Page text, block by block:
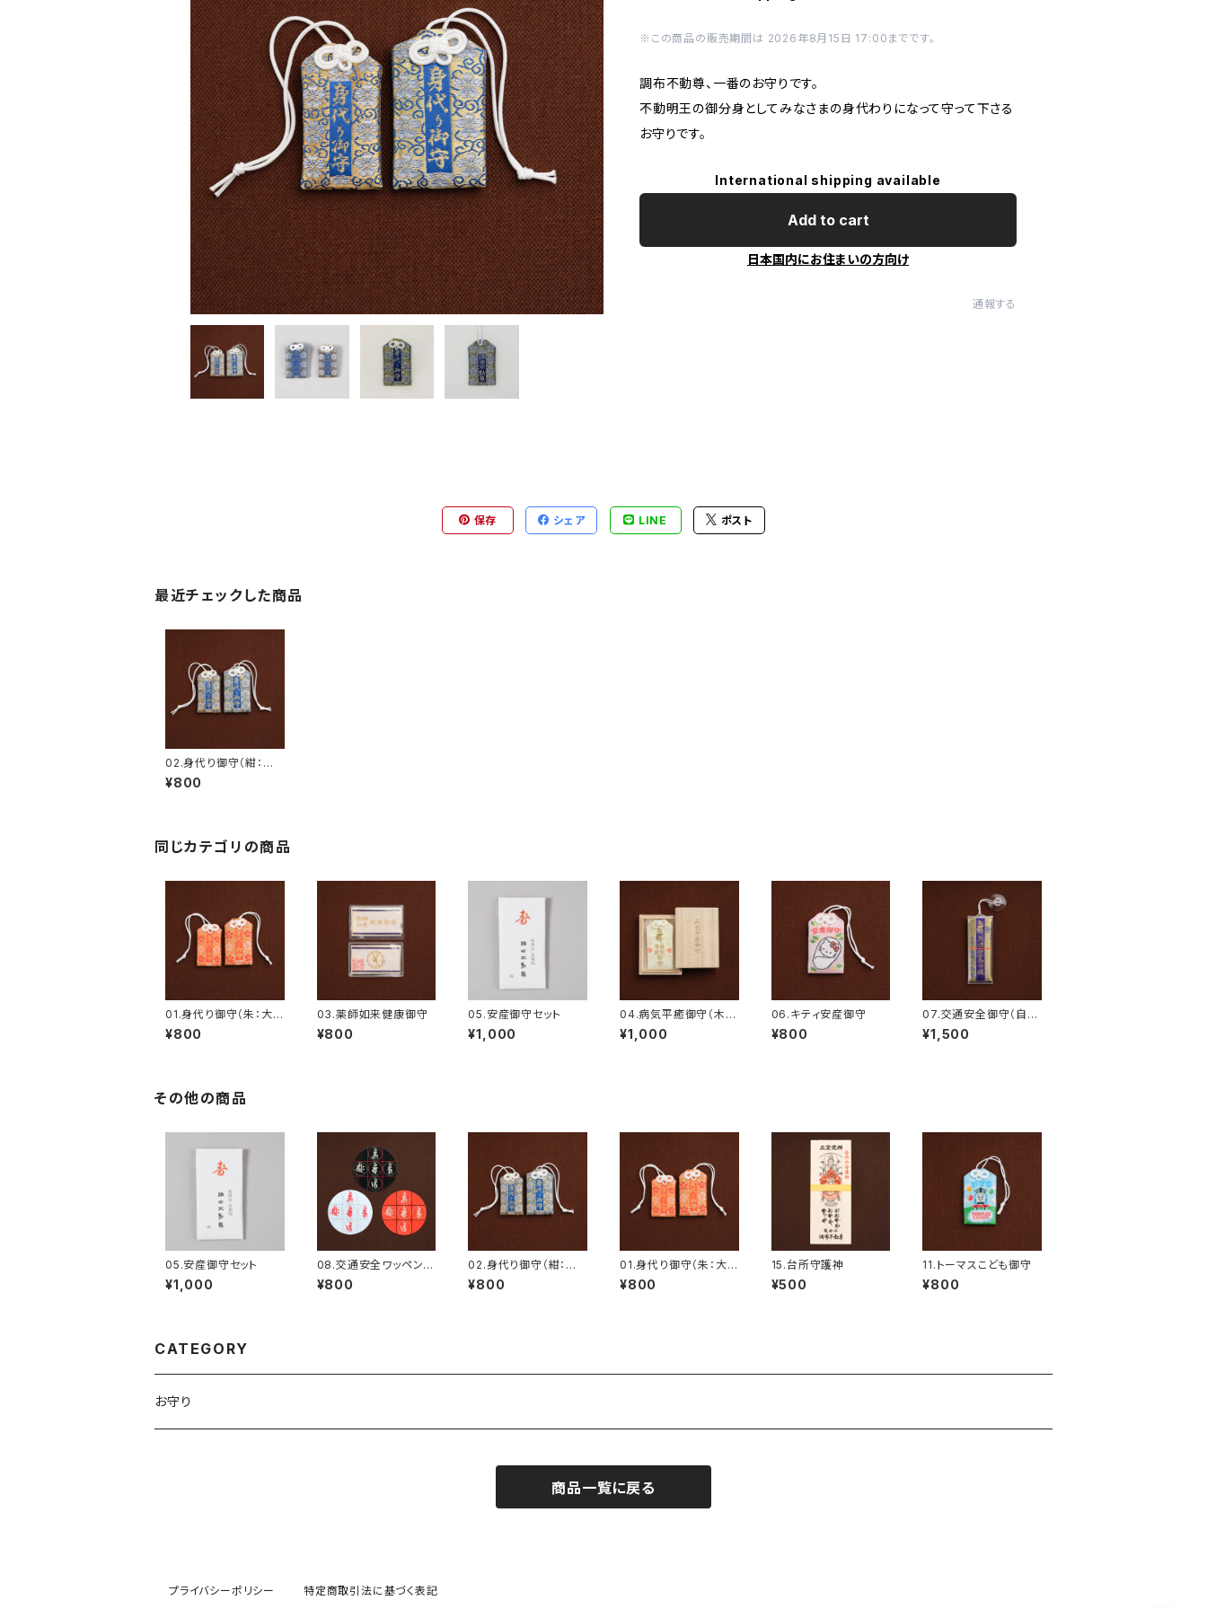
※この商品の販売期間は 2026年8月15日 17:00までです。
調布不動尊、一番のお守りです。
不動明王の御分身としてみなさまの身代わりになって守って下さる
お守りです。
International shipping available
Add to cart
日本国内にお住まいの方向け
通報する
保存 シェア LINE ポスト
最近チェックした商品
02.身代り御守（紺：大5
cm/小4cm）
¥800
同じカテゴリの商品
01.身代り御守（朱：大5
cm/小4cm）
¥800
03.薬師如来健康御守
¥800
05.安産御守セット
¥1,000
04.病気平癒御守（木箱
入り）
¥1,000
06.キティ安産御守
¥800
07.交通安全御守（自動
車用）
¥1,500
その他の商品
05.安産御守セット
¥1,000
08.交通安全ワッペン
（大10cm：朱/黒/銀）
¥800
02.身代り御守（紺：大5
cm/小4cm）
¥800
01.身代り御守（朱：大5
cm/小4cm）
¥800
15.台所守護神
¥500
11.トーマスこども御守
¥800
CATEGORY
お守り
商品一覧に戻る
プライバシーポリシー 特定商取引法に基づく表記